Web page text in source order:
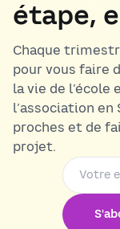
étape,
Chaque
pour vous faire
la vie de l’école
l’association en
proches et de
projet.